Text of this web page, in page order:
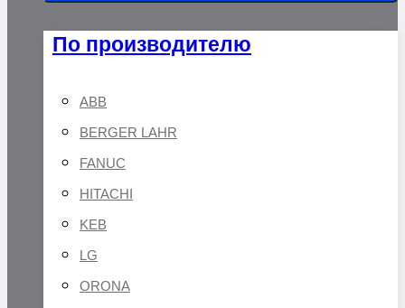
По производителю
ABB
BERGER LAHR
FANUC
HITACHI
KEB
LG
ORONA